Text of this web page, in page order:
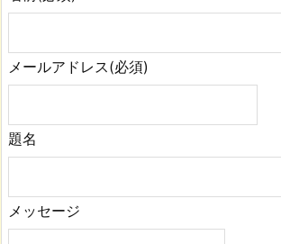
メールアドレス(必須)
題名
メッセージ